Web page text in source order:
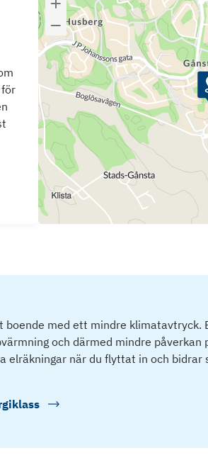
boende med ett mindre klimatavtryck.
och därmed mindre påverkan
elräkningar när du flyttat in och